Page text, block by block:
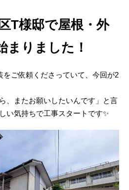
T様邸で屋根・外
まりました！
をご依頼くださっていて、今回が2
、またお願いしたいんです」と言
い気持ちで工事スタートです✨